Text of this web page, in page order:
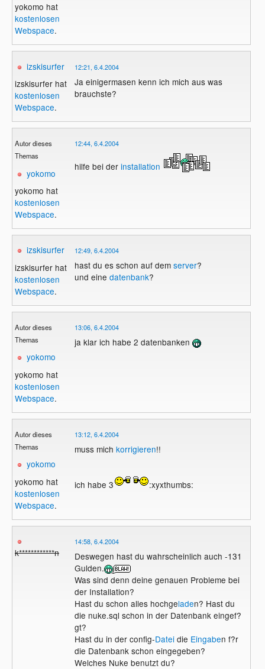
yokomo hat
kostenlosen
Webspace.
izskisurfer
izskisurfer hat
kostenlosen
Webspace.
12:21, 6.4.2004
Ja einigermasen kenn ich mich aus was
brauchste?
Autor dieses
Themas
yokomo
yokomo hat
kostenlosen
Webspace.
12:44, 6.4.2004
hilfe bei der installation
izskisurfer
izskisurfer hat
kostenlosen
Webspace.
12:49, 6.4.2004
hast du es schon auf dem server?
und eine datenbank?
Autor dieses
Themas
yokomo
yokomo hat
kostenlosen
Webspace.
13:06, 6.4.2004
ja klar ich habe 2 datenbanken
Autor dieses
Themas
yokomo
yokomo hat
kostenlosen
Webspace.
13:12, 6.4.2004
muss mich korrigieren!!
ich habe 3 :xyxthumbs:
k************n
14:58, 6.4.2004
Deswegen hast du wahrscheinlich auch -131
Gulden.
Was sind denn deine genauen Probleme bei
der Installation?
Hast du schon alles hochgeladen? Hast du
die nuke.sql schon in der Datenbank eingef?
gt?
Hast du in der config-Dateidie Eingaben f?r
die Datenbank schon eingegeben?
Welches Nuke benutzt du?